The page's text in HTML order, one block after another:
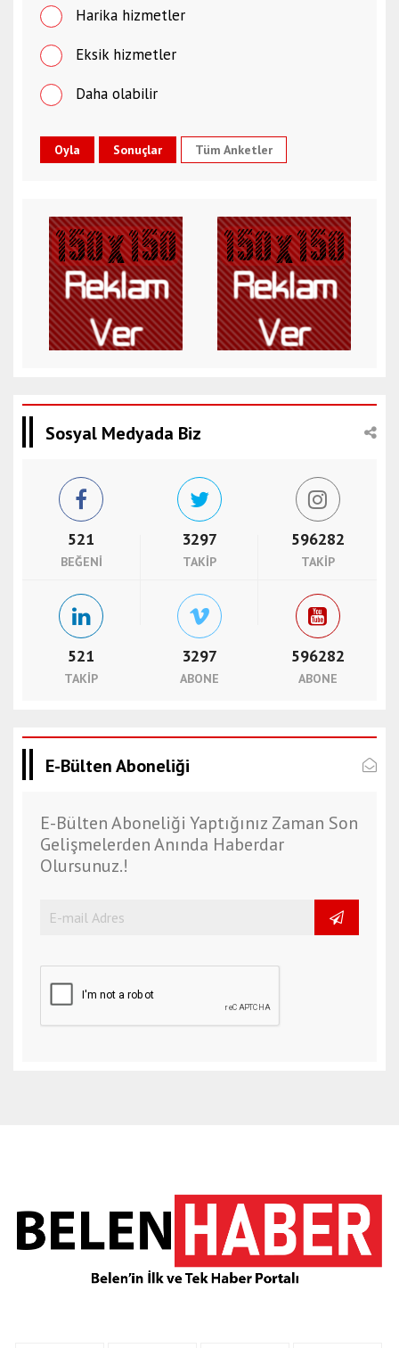
Harika hizmetler
Eksik hizmetler
Daha olabilir
Tüm Anketler
Sosyal Medyada Biz
521
BEĞENI
3297
TAKIP
596282
TAKIP
521
TAKIP
3297
ABONE
596282
ABONE
E-Bülten Aboneliği
E-Bülten Aboneliği Yaptığınız Zaman Son
Gelişmelerden Anında Haberdar
Olursunuz.!